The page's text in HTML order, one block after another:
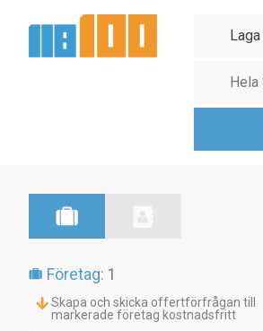
Företag: 1
Skapa och skicka offertförfrågan till
markerade företag kostnadsfritt